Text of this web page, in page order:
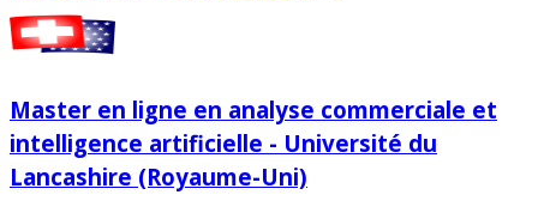
Master en ligne en analyse commerciale et
intelligence artificielle - Université du
Lancashire (Royaume-Uni)